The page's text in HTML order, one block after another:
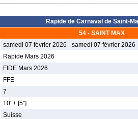
Rapide de Carnaval de Saint-
54 - SAINT MAX
samedi 07 février 2026 - samedi 07 février 2026
Rapide Mars 2026
FIDE Mars 2026
FFE
7
10' + [5'']
Suisse